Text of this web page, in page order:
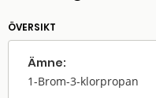
ÖVERSIKT
Ämne:
1-Brom-3-klorpropan